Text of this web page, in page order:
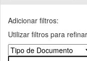
Adicionar filtros:
Utilizar filtros para